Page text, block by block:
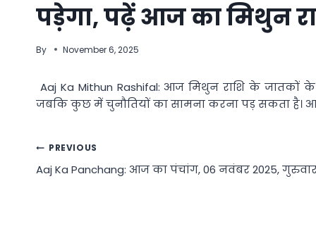
पड़ेगा, पढ़ें आज का मिथुन
By November 6, 2025
Aaj Ka Mithun Rashifal: आज मिथुन राशि के जातकों
जबकि कुछ में चुनौतियों का सामना करना पड़ सकता
Post
navigation
PREVIOUS
Aaj Ka Panchang: आज का पंचांग, 06 नवंबर 2025,